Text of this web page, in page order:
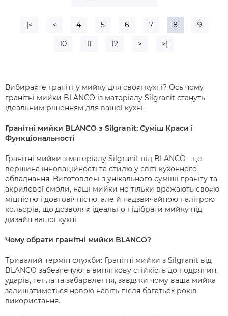
|< < 4 5 6 7 8 9
10 11 12 > >|
Вибираєте гранітну мийку для своєї кухні? Ось чому
гранітні мийки BLANCO із матеріалу Silgranit стануть
ідеальним рішенням для вашої кухні.
Гранітні мийки BLANCO з Silgranit: Суміш Краси і
Функціональності
Гранітні мийки з матеріалу Silgranit від BLANCO - це
вершина інноваційності та стилю у світі кухонного
обладнання. Виготовлені з унікального суміші граніту та
акрилової смоли, наші мийки не тільки вражають своєю
міцністю і довговічністю, але й надзвичайною палітрою
кольорів, що дозволяє ідеально підібрати мийку під
дизайн вашої кухні.
Чому обрати гранітні мийки BLANCO?
Тривалий термін служби: Гранітні мийки з Silgranit від
BLANCO забезпечують виняткову стійкість до подряпин,
ударів, тепла та забарвлення, завдяки чому ваша мийка
залишатиметься новою навіть після багатьох років
використання.